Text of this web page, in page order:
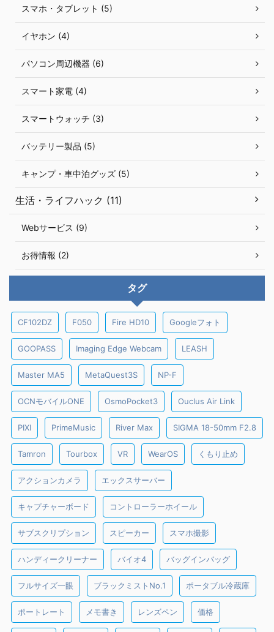
スマホ・タブレット (5)
イヤホン (4)
パソコン周辺機器 (6)
スマート家電 (4)
スマートウォッチ (3)
バッテリー製品 (5)
キャンプ・車中泊グッズ (5)
生活・ライフハック (11)
Webサービス (9)
お得情報 (2)
タグ
CF102DZ F050 Fire HD10 Googleフォト
GOOPASS Imaging Edge Webcam LEASH
Master MA5 MetaQuest3S NP-F
OCNモバイルONE OsmoPocket3 Ouclus Air Link
PIXI PrimeMusic River Max SIGMA 18-50mm F2.8
Tamron Tourbox VR WearOS くもり止め
アクションカメラ エックスサーバー
キャプチャーボード コントローラーホイール
サブスクリプション スピーカー スマホ撮影
ハンディークリーナー バイオ4 バッグインバッグ
フルサイズ一眼 ブラックミストNo.1 ポータブル冷蔵庫
ポートレート メモ書き レンズペン 価格